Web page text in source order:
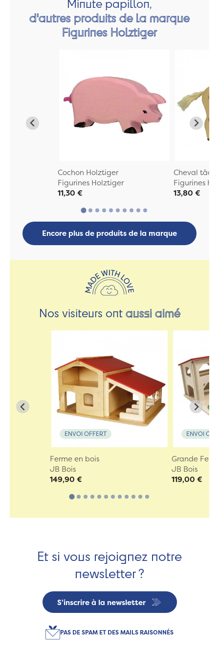
Minute papillon,
d'autres produits de la marque
Figurines Holztiger
Cochon Holztiger
Figurines Holztiger
11,30 €
Cheval
Figurines
13,80 €
Encore plus de produits de la marque
Nos visiteurs ontaussi aimé
ENVOI OFFERT
Ferme en bois
JB Bois
149,90 €
ENVOI
Grande
JB Bois
119,00 €
Et si vous rejoignez notre
newsletter ?
S'inscrire à la newsletter
PAS DE SPAM ET DES MAILS RAISONNÉS